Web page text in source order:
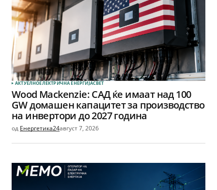
АКТУЕЛНОЕЛЕКТРИЧНА ЕНЕРГИЈАСВЕТ
Wood Mackenzie: САД ќе имаат над 100
GW домашен капацитет за производство
на инвертори до 2027 година
од Енергетика24август 7, 2026